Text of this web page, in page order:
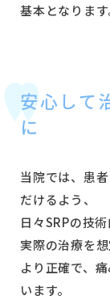
基本となります
安心して
に
当院では、患
だけるよう、
日々SRPの技
実際の治療を
より正確で、
います。